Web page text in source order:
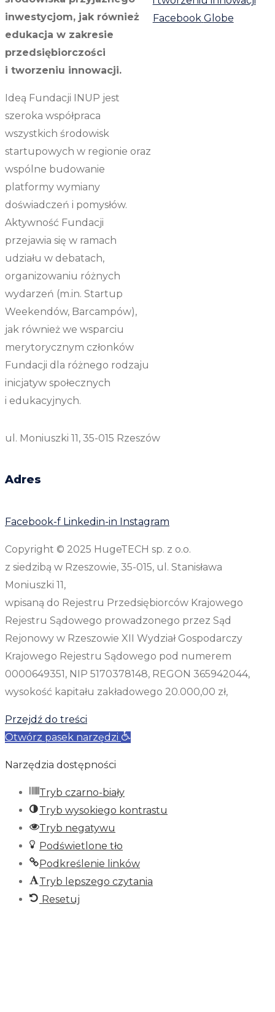
inwestycjom, jak również
edukacja w zakresie
przedsiębiorczości
i tworzeniu innowacji.
Ideą Fundacji INUP jest
szeroka współpraca
wszystkich środowisk
startupowych w regionie oraz
wspólne budowanie
platformy wymiany
doświadczeń i pomysłów.
Aktywność Fundacji
przejawia się w ramach
udziału w debatach,
organizowaniu różnych
wydarzeń (m.in. Startup
Weekendów, Barcampów),
jak również we wsparciu
merytorycznym członków
Fundacji dla różnego rodzaju
inicjatyw społecznych
i edukacyjnych.
Facebook Globe
ul. Moniuszki 11, 35-015 Rzeszów
Adres
Facebook-f Linkedin-in Instagram
Copyright © 2025 HugeTECH sp. z o.o.
z siedzibą w Rzeszowie, 35-015, ul. Stanisława
Moniuszki 11,
wpisaną do Rejestru Przedsiębiorców Krajowego
Rejestru Sądowego prowadzonego przez Sąd
Rejonowy w Rzeszowie XII Wydział Gospodarczy
Krajowego Rejestru Sądowego pod numerem
0000649351, NIP 5170378148, REGON 365942044,
wysokość kapitału zakładowego 20.000,00 zł,
Przejdź do treści
Otwórz pasek narzędzi
Narzędzia dostępności
Tryb czarno-biały
Tryb wysokiego kontrastu
Tryb negatywu
Podświetlone tło
Podkreślenie linków
Tryb lepszego czytania
Resetuj